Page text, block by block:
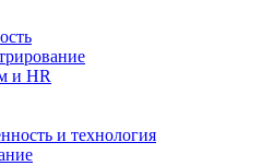
и HR
и технология